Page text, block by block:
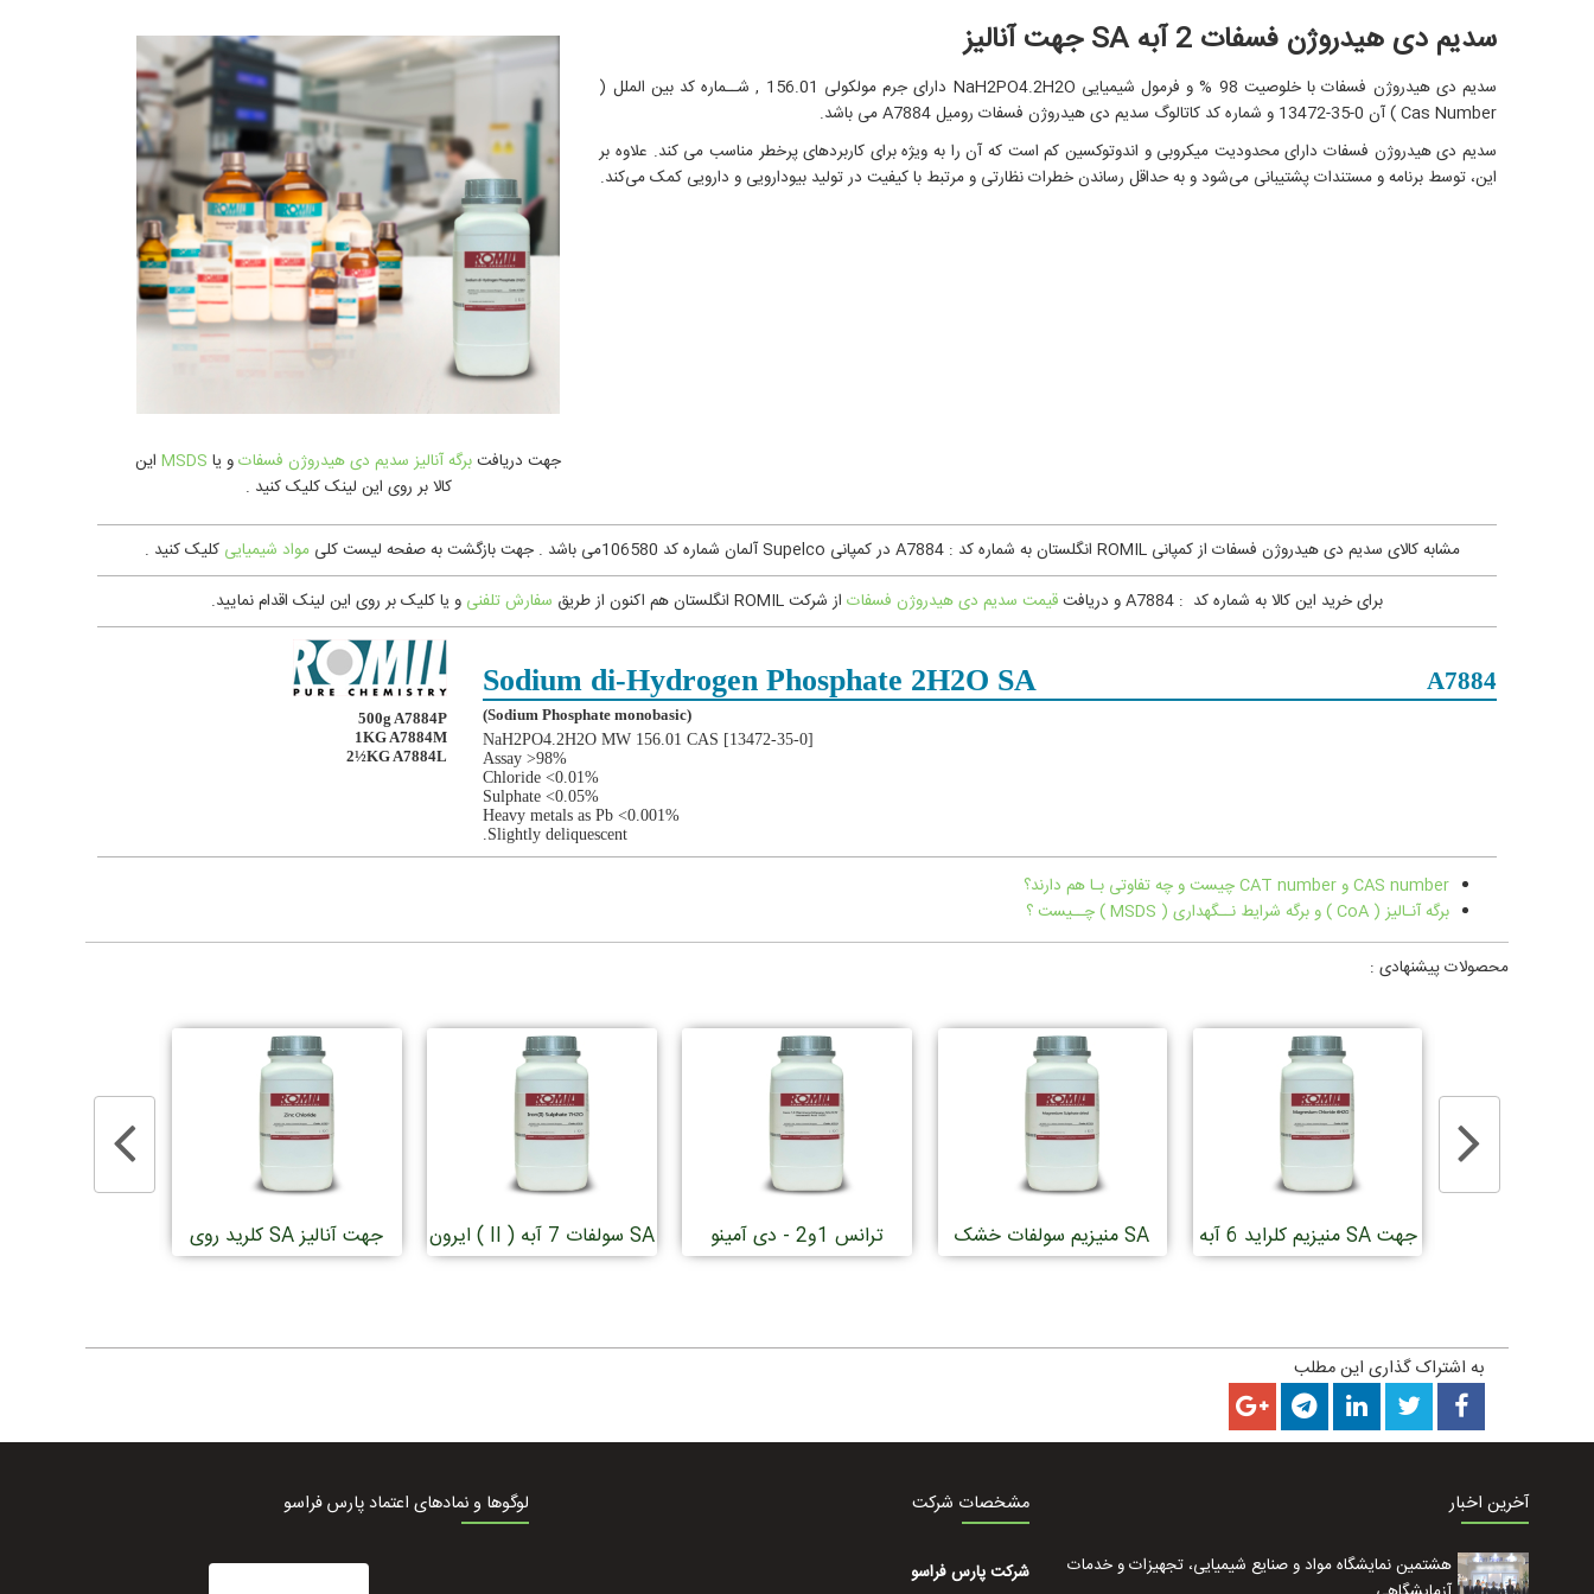
سدیم دی هیدروژن فسفات 2 آبه SA جهت آنالیز
سدیم دی هیدروژن فسفات با خلوصیت 98 % و فرمول شیمیایی NaH2PO4.2H2O دارای جرم مولکولی 156.01 , شــماره کد بین الملل (
Cas Number ) آن 0-35-13472 و شماره کد کاتالوگ سدیم دی هیدروژن فسفات رومیل A7884 می باشد.
سدیم دی هیدروژن فسفات دارای محدودیت میکروبی و اندوتوکسین کم است که آن را به ویژه برای کاربردهای پرخطر مناسب می کند. علاوه بر
این، توسط برنامه و مستندات پشتیبانی می‌شود و به حداقل رساندن خطرات نظارتی و مرتبط با کیفیت در تولید بیودارویی و دارویی کمک می‌کند.
جهت دريافتبرگه آنالیز سدیم دی هیدروژن فسفاتو یا MSDS اين
کالا بر روی این لینک کلیک کنید .
مشابه کالای سدیم دی هیدروژن فسفات از کمپانی ROMIL انگلستان به شماره کد : A7884 در کمپانی Supelco آلمان شماره کد 106580می باشد . جهت بازگشت به صفحه لیست کلی مواد شیمیایی کلیک کنید .
برای خرید این کالا به شماره کد : A7884 و دریافت
قیمت سدیم دی هیدروژن فسفات از شرکت ROMIL انگلستان هم اکنون از طریق سفارش تلفنی و یا کليک بر روی اين لينک اقدام نمایید.
Sodium di-Hydrogen Phosphate 2H2O SA A7884
(Sodium Phosphate monobasic)
NaH2PO4.2H2O MW 156.01 CAS [13472-35-0]
Assay >98%
Chloride <0.01%
Sulphate <0.05%
Heavy metals as Pb <0.001%
Slightly deliquescent.
500g A7884P
1KG A7884M
2½KG A7884L
CAS number و CAT number چیست و چه تفاوتی بـا هم دارند؟
برگه آنـالیز ( CoA ) و برگه شرایط نــگهداری ( MSDS ) چــیست ؟
محصولات پیشنهادی :
کلرید روی SA جهت آنالیز
ایرون ( II ) سولفات 7 آبه SA
ترانس 1و2 - دی آمینو
اسید
منیزیم سولفات خشک SA
منیزیم کلراید 6 آبه SA جهت
به اشتراک گذاری این مطلب
آخرین اخبار
هشتمین نمایشگاه مواد و صنایع شیمیایی، تجهیزات و خدمات
مشخصات شرکت
شرکت پارس فراسو
لوگوها و نمادهای اعتماد پارس فراسو